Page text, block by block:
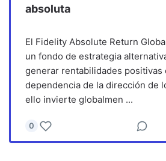
absoluta
El Fidelity Absolute Return
un fondo de estrategia
generar rentabilidades positivas
dependencia de la dirección de
ello invierte globalmen ...
0